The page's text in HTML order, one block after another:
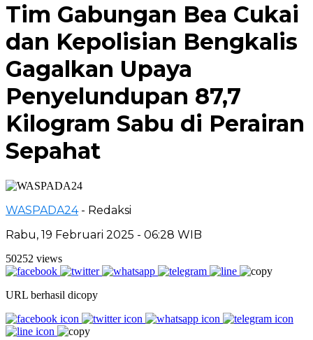
Tim Gabungan Bea Cukai
dan Kepolisian Bengkalis
Gagalkan Upaya
Penyelundupan 87,7
Kilogram Sabu di Perairan
Sepahat
WASPADA24 - Redaksi
Rabu, 19 Februari 2025 - 06:28 WIB
50252 views
URL berhasil dicopy